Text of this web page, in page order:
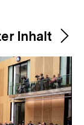
Inhalt